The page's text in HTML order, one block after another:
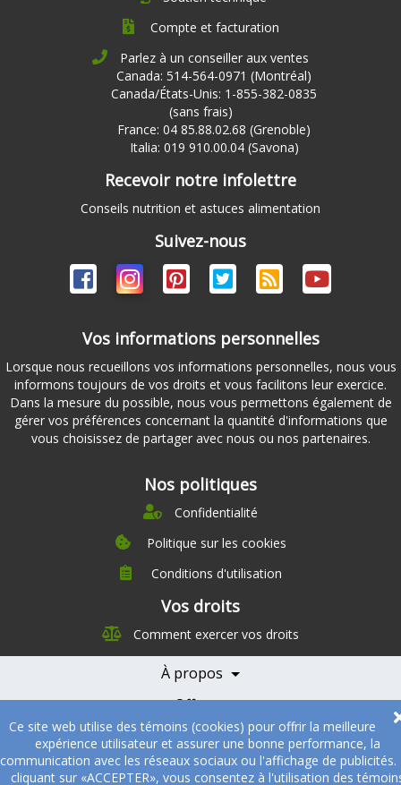
Ce site web utilise des témoins (cookies) pour offrir la meilleure
expérience utilisateur et assurer une bonne performance, la
communication avec les réseaux sociaux ou l'affichage de publicités.
cliquant sur «ACCEPTER», vous consentez à l'utilisation des
Compte et facturation
Parlez à un conseiller aux ventes
Canada: 514-564-0971 (Montréal)
Canada/États-Unis: 1-855-382-0835
(sans frais)
France: 04 85.88.02.68 (Grenoble)
Italia: 019 910.00.04 (Savona)
Recevoir notre infolettre
Conseils nutrition et astuces alimentation
Suivez-nous
Vos informations personnelles
Lorsque nous recueillons vos informations personnelles, nous vous
informons toujours de vos droits et vous facilitons leur exercice.
Dans la mesure du possible, nous vous permettons également de
gérer vos préférences concernant la quantité d'informations que
vous choisissez de partager avec nous ou nos partenaires.
Nos politiques
Confidentialité
Politique sur les cookies
Conditions d'utilisation
Vos droits
Comment exercer vos droits
À propos
À propos
Nutrition
Offre
Témoignages
Partenaires
Nos partenaires
Professionnels de la santé
© 2005-2026Sukha Technologies Inc. SOS Cuisine. Tous droits